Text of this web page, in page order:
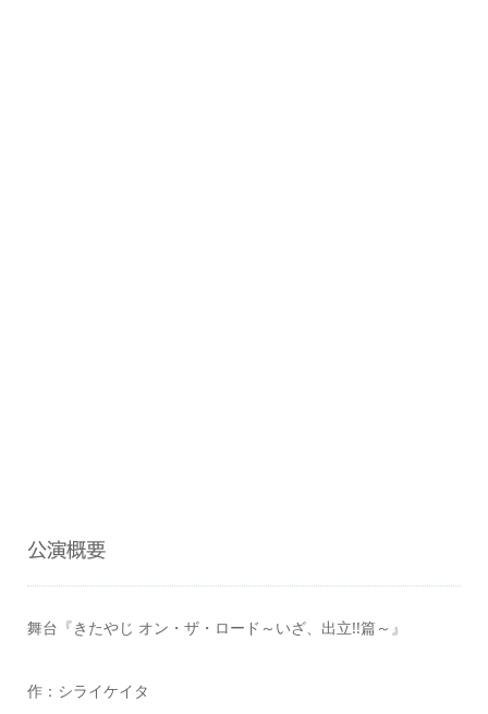
公演概要
舞台『きたやじ オン・ザ・ロード～いざ、出立!!篇～』
作：シライケイタ